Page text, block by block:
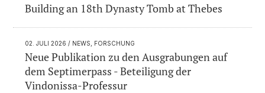
Building an 18th Dynasty Tomb at Thebes
02. JULI 2026 / NEWS, FORSCHUNG
Neue Publikation zu den Ausgrabungen auf
dem Septimerpass - Beteiligung der
Vindonissa-Professur